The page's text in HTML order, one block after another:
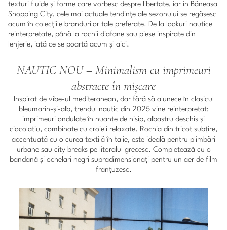
texturi fluide și forme care vorbesc despre libertate, iar in Băneasa
Shopping City, cele mai actuale tendințe ale sezonului se regăsesc
acum în colecțiile brandurilor tale preferate. De la lookuri nautice
reinterpretate, până la rochii diafane sau piese inspirate din
lenjerie, iată ce se poartă acum și aici.
NAUTIC NOU – Minimalism cu imprimeuri
abstracte în mișcare
Inspirat de vibe-ul mediteranean, dar fără să alunece în clasicul
bleumarin-și-alb, trendul nautic din 2025 vine reinterpretat:
imprimeuri ondulate în nuanțe de nisip, albastru deschis și
ciocolatiu, combinate cu croieli relaxate. Rochia din tricot subțire,
accentuată cu o curea textilă în talie, este ideală pentru plimbări
urbane sau city breaks pe litoralul grecesc. Completează cu o
bandană și ochelari negri supradimensionați pentru un aer de film
franțuzesc.